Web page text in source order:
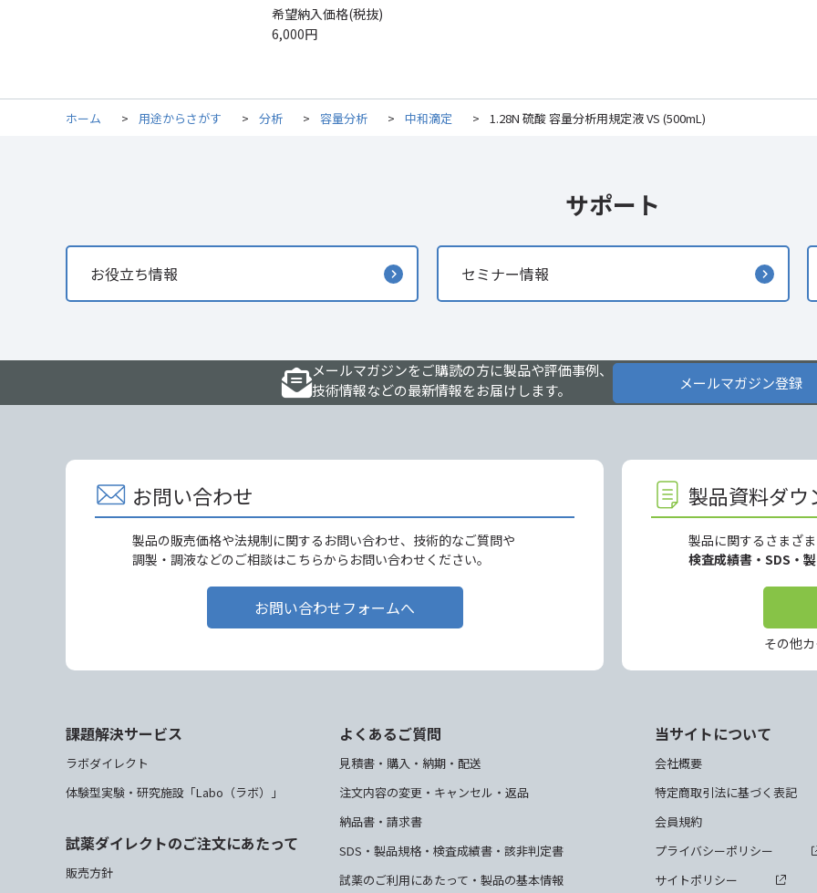
希望納入価格(税抜)
6,000円
ホーム > 用途からさがす > 分析 > 容量分析 > 中和滴定 > 1.28N 硫酸 容量分析用規定液 VS (500mL)
サポート
お役立ち情報 セミナー情報
メールマガジンをご購読の方に製品や評価事例、
技術情報などの最新情報をお届けします。
メールマガジン登録
お問い合わせ
製品の販売価格や法規制に関するお問い合わせ、技術的なご質問や
調製・調液などのご相談はこちらからお問い合わせください。
お問い合わせフォームへ
製品資料ダウ
製品に関するさまざ
検査成績書・SDS・
その他
課題解決サービス
ラボダイレクト
体験型実験・研究施設「Labo（ラボ）」
試薬ダイレクトのご注文にあたって
販売方針
よくあるご質問
見積書・購入・納期・配送
注文内容の変更・キャンセル・返品
納品書・請求書
SDS・製品規格・検査成績書・該非判定書
試薬のご利用にあたって・製品の基本情報
当サイトについて
会社概要
特定商取引法に基づく表記
会員規約
プライバシーポリシー
サイトポリシー